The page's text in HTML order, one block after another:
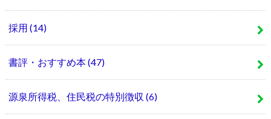
採用 (14)
書評・おすすめ本(47)
源泉所得税、住民税の特別徴収 (6)